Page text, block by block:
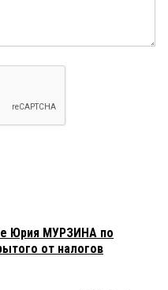
Юрия МУРЗИНА по
от налогов